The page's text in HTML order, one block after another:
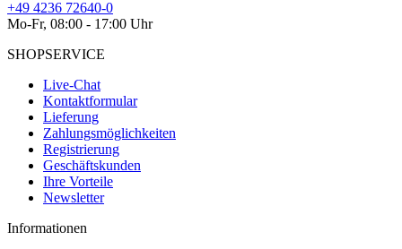
+49 4236 72640-0
Mo-Fr, 08:00 - 17:00 Uhr
SHOPSERVICE
Live-Chat
Kontaktformular
Lieferung
Zahlungsmöglichkeiten
Registrierung
Geschäftskunden
Ihre Vorteile
Newsletter
Informationen